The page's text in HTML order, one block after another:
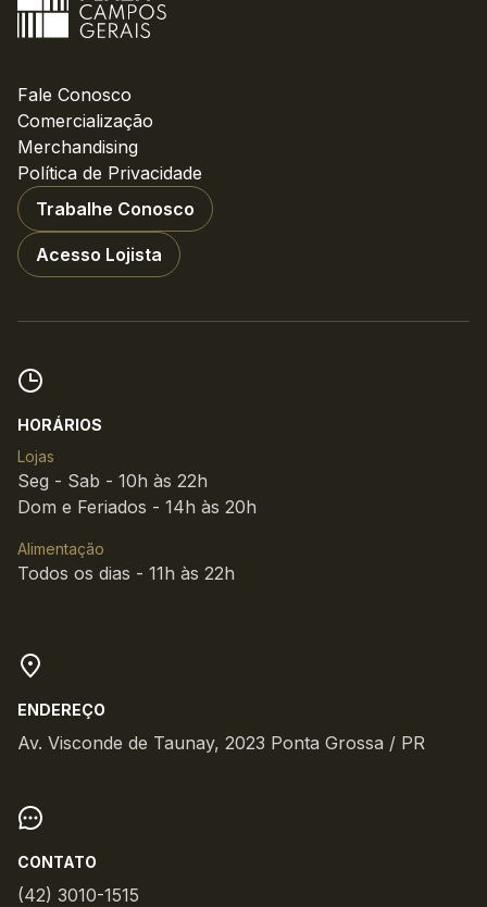
(42) 3010-1515
WhatsApp
Comodidades
Vitrine
Fale Conosco
Comercialização
Merchandising
Política de Privacidade
Trabalhe Conosco
Acesso Lojista
HORÁRIOS
Lojas
Seg - Sab - 10h às 22h
Dom e Feriados - 14h às 20h
Alimentação
Todos os dias - 11h às 22h
ENDEREÇO
Av. Visconde de Taunay, 2023 Ponta Grossa / PR
CONTATO
(42) 3010-1515